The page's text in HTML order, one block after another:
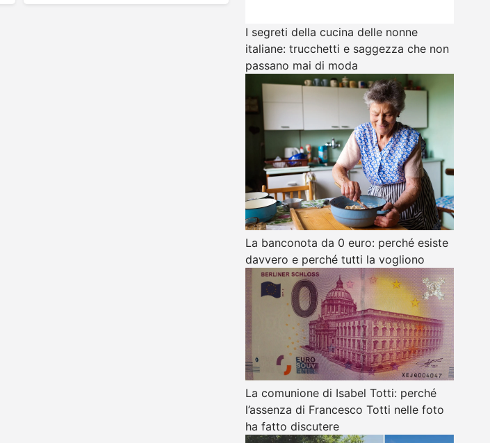
I segreti della cucina delle nonne
italiane: trucchetti e saggezza che non
passano mai di moda
La banconota da 0 euro: perché esiste
davvero e perché tutti la vogliono
La comunione di Isabel Totti: perché
l’assenza di Francesco Totti nelle foto
ha fatto discutere